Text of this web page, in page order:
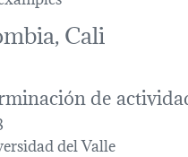
Cali
de
del Valle